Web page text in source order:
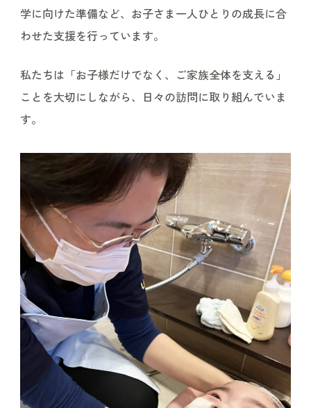
学に向けた準備など、お子さま一人ひとりの成長に合
わせた支援を行っています。
私たちは「お子様だけでなく、ご家族全体を支える」
ことを大切にしながら、日々の訪問に取り組んでいま
す。